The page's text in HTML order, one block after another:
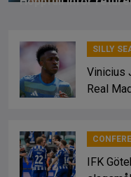
SILLY
Vinicius
Real
IFK